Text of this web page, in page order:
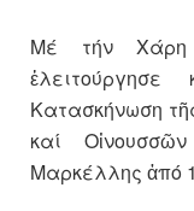
Μέ τήν Χάρη
Κατασκήνωση
καί
Μαρκέλλης ἀπό